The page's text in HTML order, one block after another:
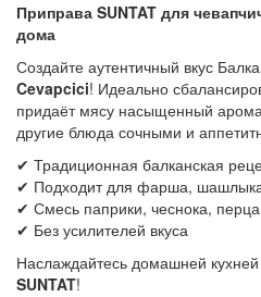
Приправа SUNTAT для
дома
Создайте аутентичный вкус
Cevapcici! Идеально
придаёт мясу насыщенный
другие блюда сочными и
✔ Традиционная балканская
✔ Подходит для фарша,
✔ Смесь паприки, чеснока,
✔ Без усилителей вкуса
Наслаждайтесь домашней
SUNTAT!